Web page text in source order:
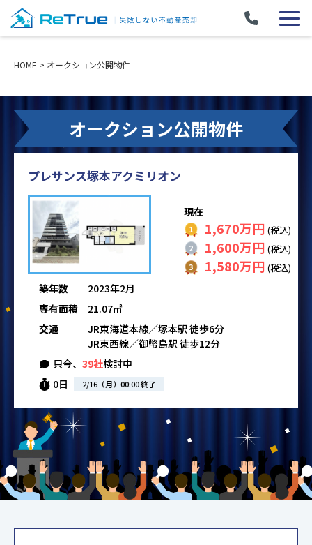
HOME > オークション公開物件
オークション公開物件
プレサンス塚本アクミリオン
現在
1,670万円 (税込)
1,600万円 (税込)
1,580万円 (税込)
築年数
2023年2月
専有面積
21.07㎡
交通
JR東海道本線／塚本駅 徒歩6分
JR東西線／御幣島駅 徒歩12分
只今、 39社検討中
0日
2/16（月）00:00 終了